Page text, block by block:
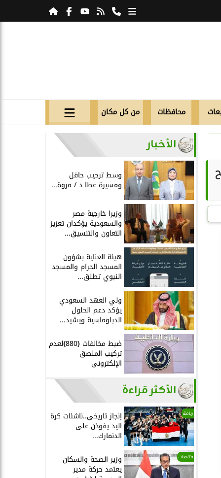
محافظات من كل مكان
الأخبار
وسط ترحيب حافل
ومسيرة عطا د / مروة...
وزيرا خارجية مصر
والسعودية يؤكدان تعزيز
التعاون والتنسيق...
هيئة العناية بشؤون
المسجد الحرام والمسجد
النبوي تطلق...
ولي العهد السعودي
يؤكد دعم الحلول
الدبلوماسية ويشيد...
ضبط مخالفات {880}لعدم
تركيب الملصق
الإلكترونى
الأكثر قراءة
رياضة إنجاز تاريخى..ناشئات كرة
اليد يفوذن على
الدنمارك...
متابعات وزير الصحة والسكان
يعتمد حركة مدير